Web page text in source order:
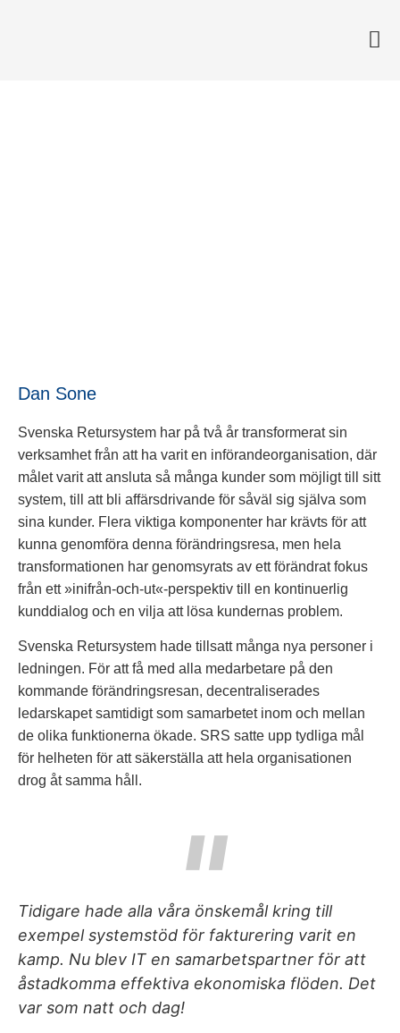
Dan Sone
Svenska Retursystem har på två år transformerat sin
verksamhet från att ha varit en införandeorganisation, där
målet varit att ansluta så många kunder som möjligt till sitt
system, till att bli affärsdrivande för såväl sig själva som
sina kunder. Flera viktiga komponenter har krävts för att
kunna genomföra denna förändringsresa, men hela
transformationen har genomsyrats av ett förändrat fokus
från ett »inifrån-och-ut«-perspektiv till en kontinuerlig
kunddialog och en vilja att lösa kundernas problem.
Svenska Retursystem hade tillsatt många nya personer i
ledningen. För att få med alla medarbetare på den
kommande förändringsresan, decentraliserades
ledarskapet samtidigt som samarbetet inom och mellan
de olika funktionerna ökade. SRS satte upp tydliga mål
för helheten för att säkerställa att hela organisationen
drog åt samma håll.
Tidigare hade alla våra önskemål kring till
exempel systemstöd för fakturering varit en
kamp. Nu blev IT en samarbetspartner för att
åstadkomma effektiva ekonomiska flöden. Det
var som natt och dag!